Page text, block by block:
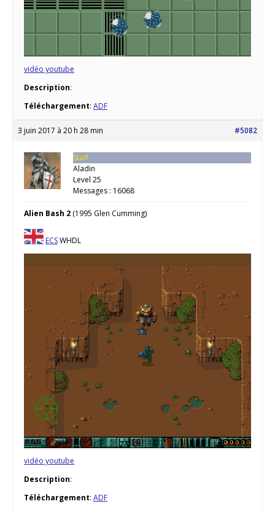
vidéo youtube
Description:
Téléchargement: ADF
3 juin 2017 à 20 h 28 min #5082
Staff
Aladin
Level 25
Messages : 16068
Alien Bash 2 (1995 Glen Cumming)
ECSWHDL
vidéo youtube
Description:
Téléchargement: ADF